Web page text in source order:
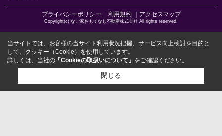
プライバシーポリシー 利用規約 ｜アクセスマップ
Copyright(c) なご家おもてなし不動産株式会社 All rights reserved.
当サイトでは、お客様の当サイト利用状況把握、サービス向上検討を目的と
して、クッキー（Cookie）を使用しています。
詳しくは、当社の 「Cookieの取扱いについて」 をご確認ください。
閉じる